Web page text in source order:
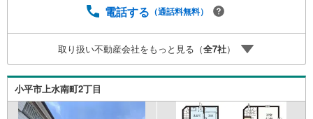
て、リフォームや注文建築についてご相談頂けます4.年中
～19:00 この時間はお電話でのお問合わせがスムーズです
5.お子様連れでおこしくださいキッズスペース、授乳室、
オムツ替えベッド、アンパンマンジュースをご用意してお
ります。ご見学ご希望の方は、右上の“室内・現地を見学す
る（無料）をボタンからご予約ください。
電話する （通話料無料）
取り扱い不動産会社をもっと見る（全7社）
小平市上水南町2丁目